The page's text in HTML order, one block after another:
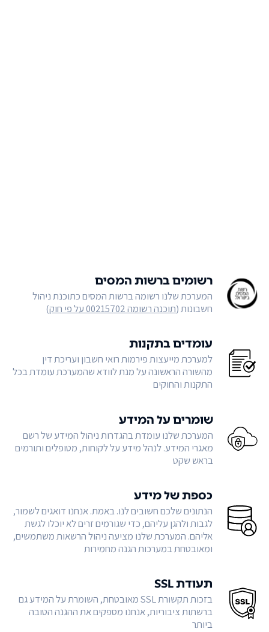
רשומים ברשות המסים
המערכת שלנו רשומה ברשות המסים כתוכנת ניהול
חשבונות (תוכנה רשומה 00215702 על פי חוק )
עומדים בתקנות
למערכת מייעצות פירמות רואי חשבון ועריכת דין
מהשורה הראשונה על מנת לוודא שהמערכת עומדת בכל
התקנות והחוקים
שומרים על המידע
המערכת שלנו עומדת בהגדרות ניהול המידע של רשם
מאגרי המידע. לנהל מידע על לקוחות, מטופלים ותורמים
בראש שקט
כספת של מידע
הנתונים שלכם חשובים לנו. באמת. אנחנו דואגים לשמור,
לגבות ולהגן עליהם, כדי שגורמים זרים לא יוכלו לגשת
אליהם. המערכת שלנו מציעה ניהול הרשאות משתמשים,
ומאובטחת במערכות הגנה מחמירות
תעודת SSL
בזכות תקשורת SSL מאובטחת, השומרת על המידע גם
ברשתות ציבוריות, אנחנו מספקים את ההגנה הטובה
ביותר